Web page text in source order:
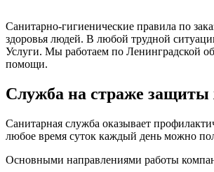
Санитарно-гигиенические правила по
здоровья людей. В любой трудной
Услуги. Мы работаем по Ленинградской
помощи.
Служба на страже защиты
Санитарная служба оказывает
любое время суток каждый день можно
Основными направлениями работы